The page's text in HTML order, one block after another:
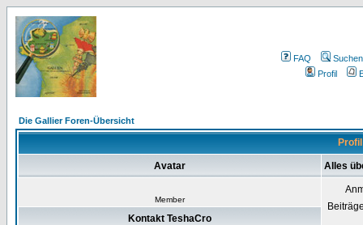
FAQ
Suchen
Profil
Die Gallier Foren-Übersicht
Avatar Alles
Member
Kontakt TeshaCro